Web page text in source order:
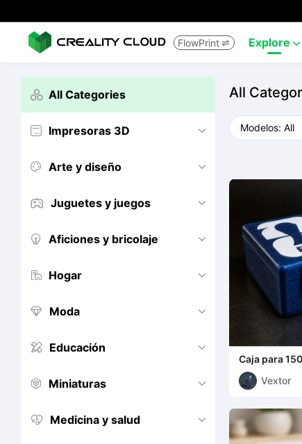
FlowPrint  Explore 
 All Categories
 Impresoras 3D 
 Arte y diseño 
 Juguetes y juegos 
 Aficiones y bricolaje 
 Hogar 
 Moda 
 Educación 
 Miniaturas 
 Medicina y salud 
All
Caja para
Mundo
Vextor